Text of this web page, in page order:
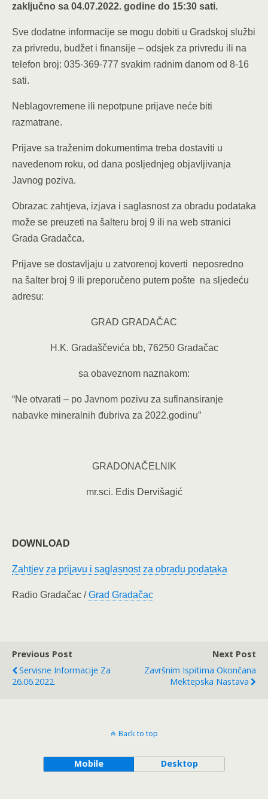
zaključno sa 04.07.2022. godine do 15:30 sati.
Sve dodatne informacije se mogu dobiti u Gradskoj službi
za privredu, budžet i finansije – odsjek za privredu ili na
telefon broj: 035-369-777 svakim radnim danom od 8-16
sati.
Neblagovremene ili nepotpune prijave neće biti
razmatrane.
Prijave sa traženim dokumentima treba dostaviti u
navedenom roku, od dana posljednjeg objavljivanja
Javnog poziva.
Obrazac zahtjeva, izjava i saglasnost za obradu podataka
može se preuzeti na šalteru broj 9 ili na web stranici
Grada Gradačca.
Prijave se dostavljaju u zatvorenoj koverti neposredno
na šalter broj 9 ili preporučeno putem pošte na sljedeću
adresu:
GRAD GRADAČAC
H.K. Gradaščevića bb, 76250 Gradačac
sa obaveznom naznakom:
“Ne otvarati – po Javnom pozivu za sufinansiranje
nabavke mineralnih đubriva za 2022.godinu”
GRADONAČELNIK
mr.sci. Edis Dervišagić
DOWNLOAD
Zahtjev za prijavu i saglasnost za obradu podataka
Radio Gradačac /Grad Gradačac
Previous Post
Servisne Informacije Za
26.06.2022.
Next Post
Završnim Ispitima Okončana
Mektepska Nastava
Back to top
Mobile Desktop